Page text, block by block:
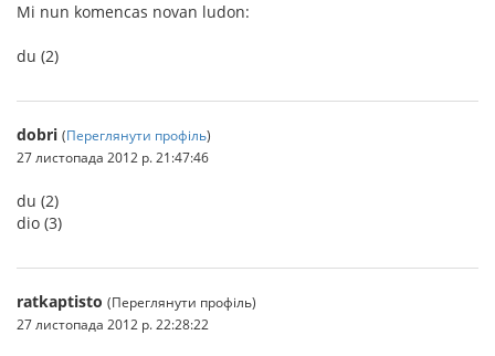
Mi nun komencas novan ludon:
du (2)
dobri (Переглянути профіль)
27 листопада 2012 р. 21:47:46
du (2)
dio (3)
ratkaptisto (Переглянути профіль)
27 листопада 2012 р. 22:28:22